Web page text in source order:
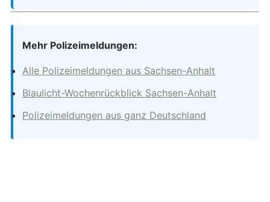
Mehr Polizeimeldungen:
Alle Polizeimeldungen aus Sachsen-Anhalt
Blaulicht-Wochenrückblick Sachsen-Anhalt
Polizeimeldungen aus ganz Deutschland